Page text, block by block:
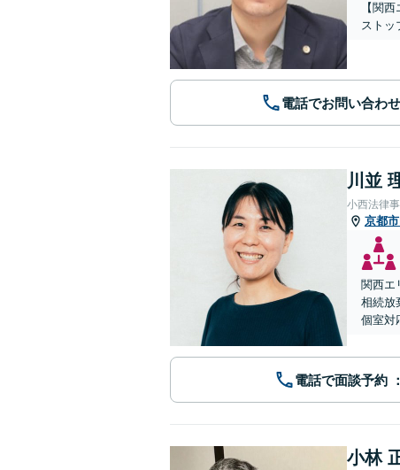
【関
ストッ
電話でお問い合わせ
川並
小西法律
京都
関西エ
相続放
個室対
電話で面談予約
小林